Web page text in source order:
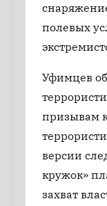
полевых
Уфимцев
призывам
версии
кружок»
захват